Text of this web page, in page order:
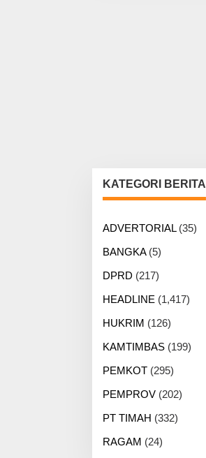
KATEGORI BERITA
ADVERTORIAL(35)
BANGKA(5)
DPRD (217)
HEADLINE (1,417)
HUKRIM (126)
KAMTIMBAS (199)
PEMKOT (295)
PEMPROV (202)
PT TIMAH (332)
RAGAM (24)